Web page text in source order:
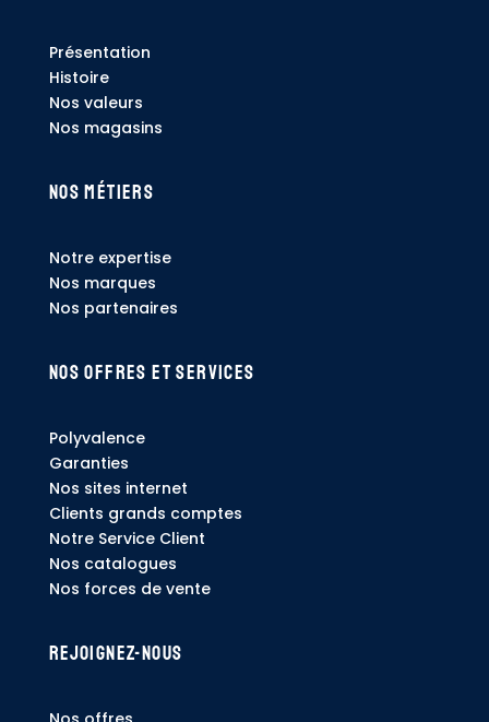
Présentation
Histoire
Nos valeurs
Nos magasins
Nos métiers
Notre expertise
Nos marques
Nos partenaires
Nos offres et services
Polyvalence
Garanties
Nos sites internet
Clients grands comptes
Notre Service Client
Nos catalogues
Nos forces de vente
Rejoignez-nous